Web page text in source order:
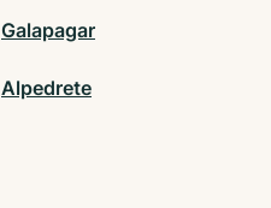
Galapagar
Alpedrete